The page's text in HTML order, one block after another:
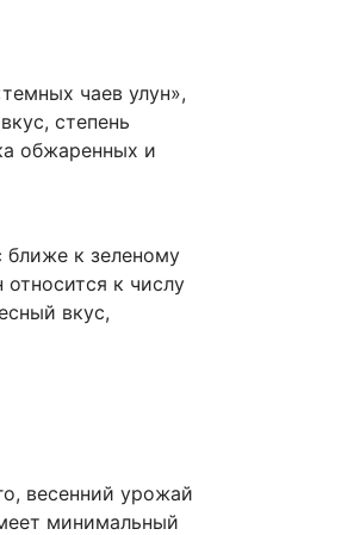
чаев улун»,
степень
обжаренных и
ближе к зеленому
к числу
вкус,
весенний урожай
минимальный